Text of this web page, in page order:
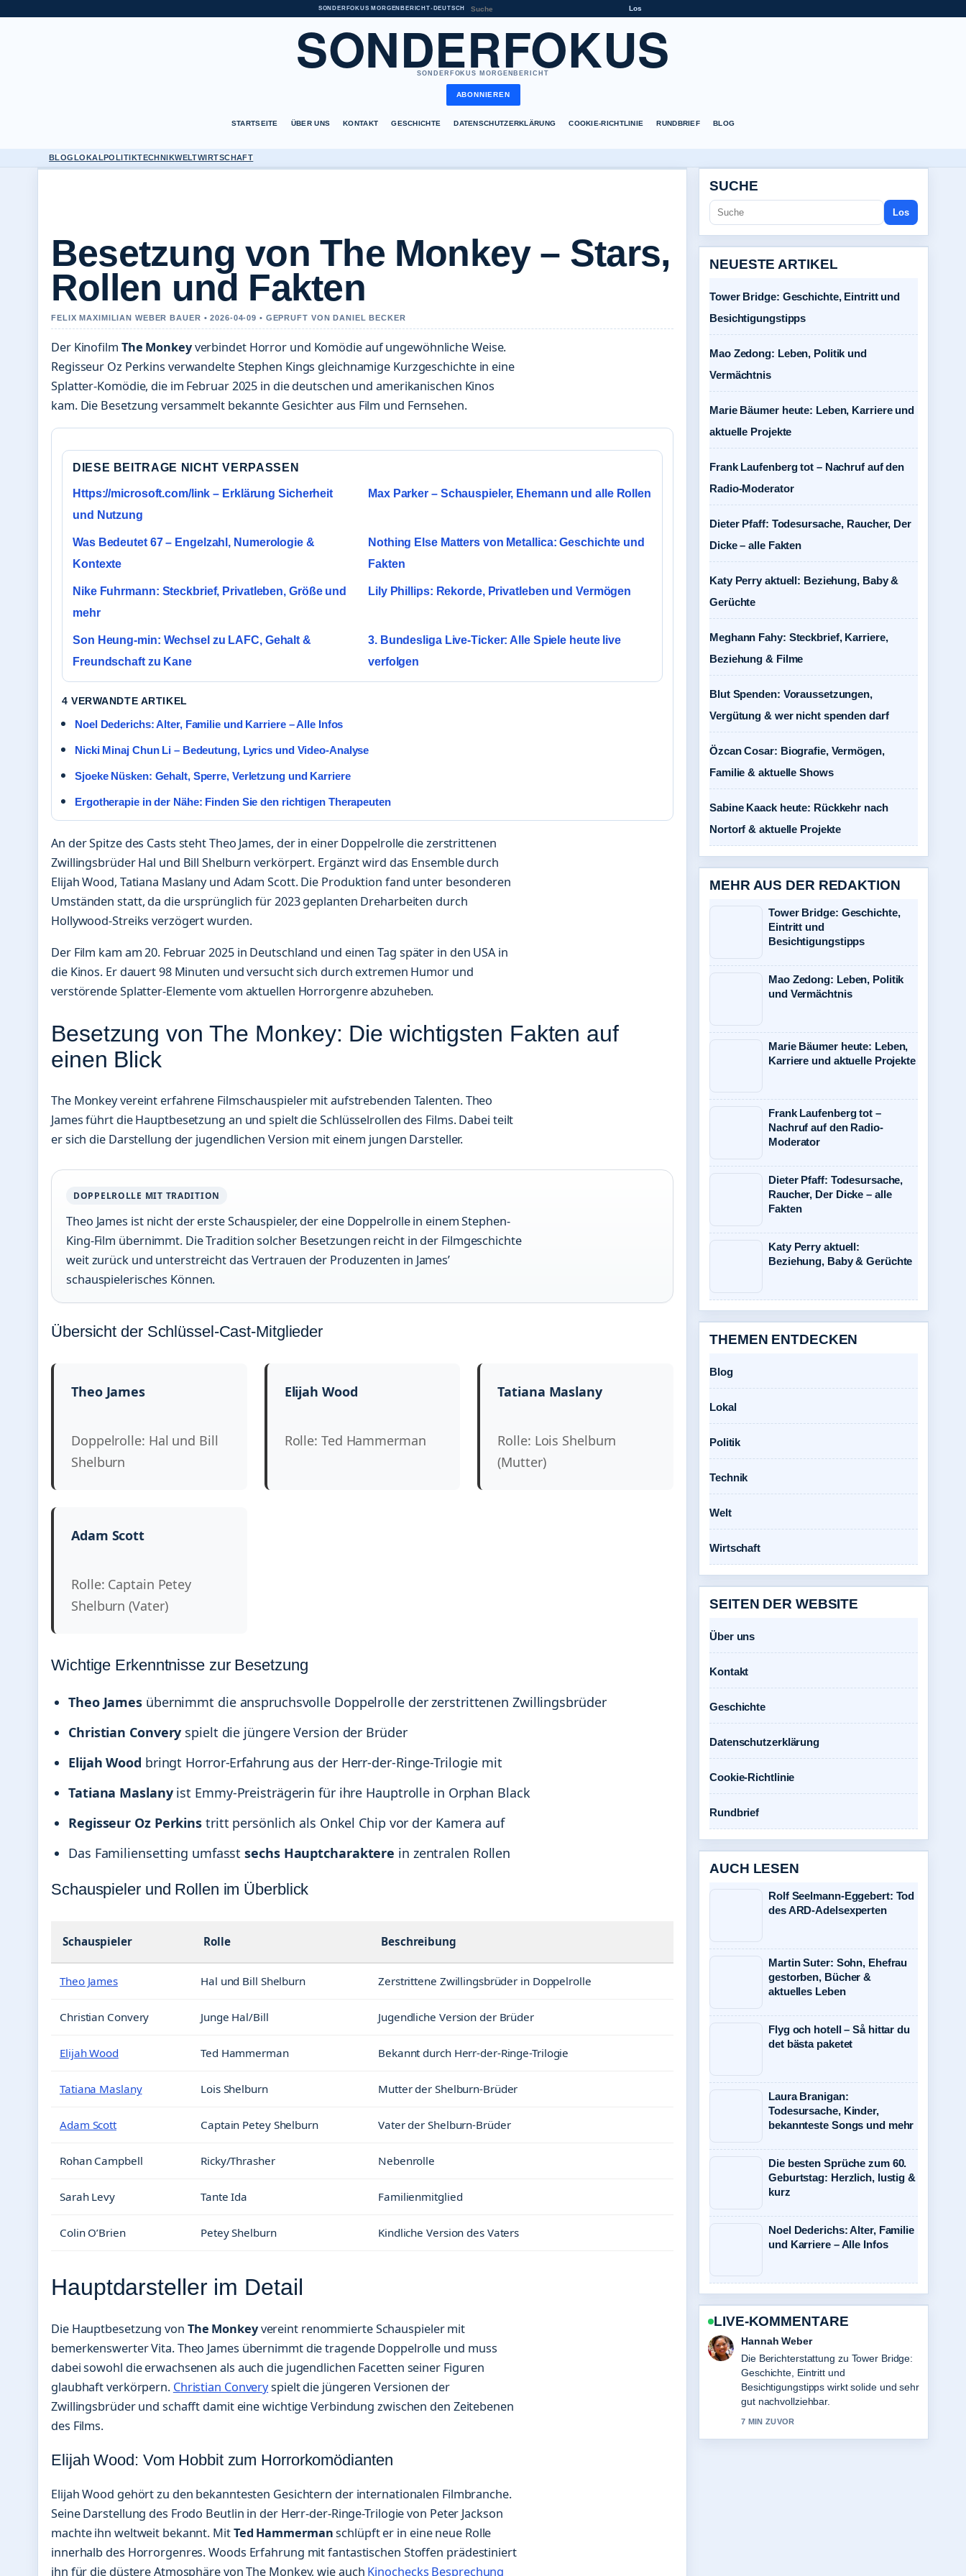
SONDERFOKUS MORGENBERICHT• DEUTSCH Los
SONDERFOKUS
SONDERFOKUS MORGENBERICHT
ABONNIEREN
STARTSEITE ÜBER UNS KONTAKT GESCHICHTE DATENSCHUTZERKLÄRUNG COOKIE-RICHTLINIE RUNDBRIEF BLOG
BLOGLOKALPOLITIKTECHNIKWELTWIRTSCHAFT
Besetzung von The Monkey – Stars,
Rollen und Fakten
FELIX MAXIMILIAN WEBER BAUER • 2026-04-09 • GEPRUFT VON DANIEL BECKER
Der Kinofilm The Monkeyverbindet Horror und Komödie auf ungewöhnliche Weise.
Regisseur Oz Perkins verwandelte Stephen Kings gleichnamige Kurzgeschichte in eine
Splatter-Komödie, die im Februar 2025 in die deutschen und amerikanischen Kinos
kam. Die Besetzung versammelt bekannte Gesichter aus Film und Fernsehen.
DIESE BEITRAGE NICHT VERPASSEN
Https://microsoft.com/link – Erklärung Sicherheit
und Nutzung
Max Parker – Schauspieler, Ehemann und alle Rollen
Was Bedeutet 67 – Engelzahl, Numerologie &
Kontexte
Nothing Else Matters von Metallica: Geschichte und
Fakten
Nike Fuhrmann: Steckbrief, Privatleben, Größe und
mehr
Lily Phillips: Rekorde, Privatleben und Vermögen
Son Heung-min: Wechsel zu LAFC, Gehalt &
Freundschaft zu Kane
3. Bundesliga Live-Ticker: Alle Spiele heute live
verfolgen
4 VERWANDTE ARTIKEL
Noel Dederichs: Alter, Familie und Karriere – Alle Infos
Nicki Minaj Chun Li – Bedeutung, Lyrics und Video-Analyse
Sjoeke Nüsken: Gehalt, Sperre, Verletzung und Karriere
Ergotherapie in der Nähe: Finden Sie den richtigen Therapeuten
An der Spitze des Casts steht Theo James, der in einer Doppelrolle die zerstrittenen
Zwillingsbrüder Hal und Bill Shelburn verkörpert. Ergänzt wird das Ensemble durch
Elijah Wood, Tatiana Maslany und Adam Scott. Die Produktion fand unter besonderen
Umständen statt, da die ursprünglich für 2023 geplanten Dreharbeiten durch
Hollywood-Streiks verzögert wurden.
Der Film kam am 20. Februar 2025 in Deutschland und einen Tag später in den USA in
die Kinos. Er dauert 98 Minuten und versucht sich durch extremen Humor und
verstörende Splatter-Elemente vom aktuellen Horrorgenre abzuheben.
Besetzung von The Monkey: Die wichtigsten Fakten auf
einen Blick
The Monkey vereint erfahrene Filmschauspieler mit aufstrebenden Talenten. Theo
James führt die Hauptbesetzung an und spielt die Schlüsselrollen des Films. Dabei teilt
er sich die Darstellung der jugendlichen Version mit einem jungen Darsteller.
DOPPELROLLE MIT TRADITION
Theo James ist nicht der erste Schauspieler, der eine Doppelrolle in einem Stephen-
King-Film übernimmt. Die Tradition solcher Besetzungen reicht in der Filmgeschichte
weit zurück und unterstreicht das Vertrauen der Produzenten in James’
schauspielerisches Können.
Übersicht der Schlüssel-Cast-Mitglieder
Theo James
Doppelrolle: Hal und Bill
Shelburn
Elijah Wood
Rolle: Ted Hammerman
Tatiana Maslany
Rolle: Lois Shelburn
(Mutter)
Adam Scott
Rolle: Captain Petey
Shelburn (Vater)
Wichtige Erkenntnisse zur Besetzung
Theo James übernimmt die anspruchsvolle Doppelrolle der zerstrittenen Zwillingsbrüder
Christian Convery spielt die jüngere Version der Brüder
Elijah Wood bringt Horror-Erfahrung aus der Herr-der-Ringe-Trilogie mit
Tatiana Maslanyist Emmy-Preisträgerin für ihre Hauptrolle in Orphan Black
Regisseur Oz Perkins tritt persönlich als Onkel Chip vor der Kamera auf
Das Familiensetting umfasstsechs Hauptcharaktere in zentralen Rollen
Schauspieler und Rollen im Überblick
Schauspieler Rolle Beschreibung
Theo James Hal und Bill Shelburn Zerstrittene Zwillingsbrüder in Doppelrolle
Christian Convery Junge Hal/Bill Jugendliche Version der Brüder
Elijah Wood Ted Hammerman Bekannt durch Herr-der-Ringe-Trilogie
Tatiana Maslany Lois Shelburn Mutter der Shelburn-Brüder
Adam Scott Captain Petey Shelburn Vater der Shelburn-Brüder
Rohan Campbell Ricky/Thrasher Nebenrolle
Sarah Levy Tante Ida Familienmitglied
Colin O’Brien Petey Shelburn Kindliche Version des Vaters
Hauptdarsteller im Detail
Die Hauptbesetzung von The Monkeyvereint renommierte Schauspieler mit
bemerkenswerter Vita. Theo James übernimmt die tragende Doppelrolle und muss
dabei sowohl die erwachsenen als auch die jugendlichen Facetten seiner Figuren
glaubhaft verkörpern. Christian Converyspielt die jüngeren Versionen der
Zwillingsbrüder und schafft damit eine wichtige Verbindung zwischen den Zeitebenen
des Films.
Elijah Wood: Vom Hobbit zum Horrorkomödianten
Elijah Wood gehört zu den bekanntesten Gesichtern der internationalen Filmbranche.
Seine Darstellung des Frodo Beutlin in der Herr-der-Ringe-Trilogie von Peter Jackson
machte ihn weltweit bekannt. MitTed Hammermanschlüpft er in eine neue Rolle
innerhalb des Horrorgenres. Woods Erfahrung mit fantastischen Stoffen prädestiniert
ihn für die düstere Atmosphäre von The Monkey, wie auch Kinochecks Besprechung
SUCHE
Los
NEUESTE ARTIKEL
Tower Bridge: Geschichte, Eintritt und
Besichtigungstipps
Mao Zedong: Leben, Politik und
Vermächtnis
Marie Bäumer heute: Leben, Karriere und
aktuelle Projekte
Frank Laufenberg tot – Nachruf auf den
Radio-Moderator
Dieter Pfaff: Todesursache, Raucher, Der
Dicke – alle Fakten
Katy Perry aktuell: Beziehung, Baby &
Gerüchte
Meghann Fahy: Steckbrief, Karriere,
Beziehung & Filme
Blut Spenden: Voraussetzungen,
Vergütung & wer nicht spenden darf
Özcan Cosar: Biografie, Vermögen,
Familie & aktuelle Shows
Sabine Kaack heute: Rückkehr nach
Nortorf & aktuelle Projekte
MEHR AUS DER REDAKTION
Tower Bridge: Geschichte,
Eintritt und
Besichtigungstipps
Mao Zedong: Leben, Politik
und Vermächtnis
Marie Bäumer heute: Leben,
Karriere und aktuelle Projekte
Frank Laufenberg tot –
Nachruf auf den Radio-
Moderator
Dieter Pfaff: Todesursache,
Raucher, Der Dicke – alle
Fakten
Katy Perry aktuell:
Beziehung, Baby & Gerüchte
THEMEN ENTDECKEN
Blog
Lokal
Politik
Technik
Welt
Wirtschaft
SEITEN DER WEBSITE
Über uns
Kontakt
Geschichte
Datenschutzerklärung
Cookie-Richtlinie
Rundbrief
AUCH LESEN
Rolf Seelmann-Eggebert: Tod
des ARD-Adelsexperten
Martin Suter: Sohn, Ehefrau
gestorben, Bücher &
aktuelles Leben
Flyg och hotell – Så hittar du
det bästa paketet
Laura Branigan:
Todesursache, Kinder,
bekannteste Songs und mehr
Die besten Sprüche zum 60.
Geburtstag: Herzlich, lustig &
kurz
Noel Dederichs: Alter, Familie
und Karriere – Alle Infos
LIVE-KOMMENTARE
Tim Vogel
Gute Verifikationsarbeit zu Mao
Zedong: Leben, Politik und
Vermächtnis. Mehr Medien sollten so
schreiben.
9 MIN ZUVOR